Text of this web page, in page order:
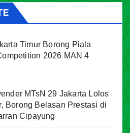
Timur Borong Piala
2026 MAN 4
MTsN 29 Jakarta Lolos
Borong Belasan Prestasi di
Cipayung